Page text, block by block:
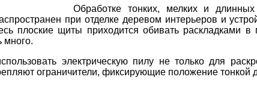
Обработке тонких, мелких и
при отделке деревом интерьеров и
плоские щиты приходится обивать раскладками
много.
электрическую пилу не только для
ограничители, фиксирующие положение тонкой